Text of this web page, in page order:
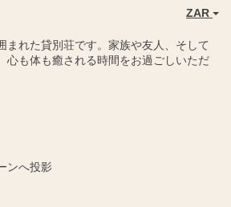
ZAR
まれた貸別荘です。家族や友人、そして
心も体も癒される時間をお過ごしいただ
ンへ投影